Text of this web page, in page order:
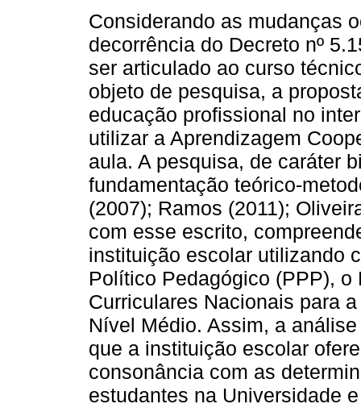
Considerando as mudanças
decorrência do Decreto nº
ser articulado ao curso
objeto de pesquisa, a
educação profissional no
utilizar a Aprendizagem
aula. A pesquisa, de caráter
fundamentação teórico-
(2007); Ramos (2011);
com esse escrito,
instituição escolar utilizando
Político Pedagógico (PPP),
Curriculares Nacionais para
Nível Médio. Assim, a
que a instituição escolar
consonância com as
estudantes na Universidade